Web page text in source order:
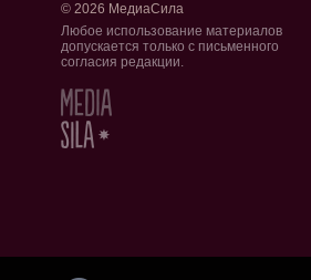
© 2026 МедиаСила
Любое использование материалов
допускается только с письменного
согласия редакции.